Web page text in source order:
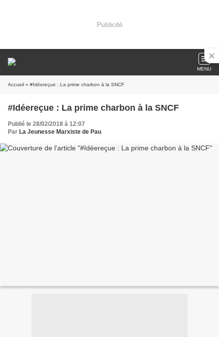
Publicité
MENU
Accueil » #Idéereçue : La prime charbon à la SNCF
#Idéereçue : La prime charbon à la SNCF
Publié le 28/02/2018 à 12:07
Par La Jeunesse Marxiste de Pau